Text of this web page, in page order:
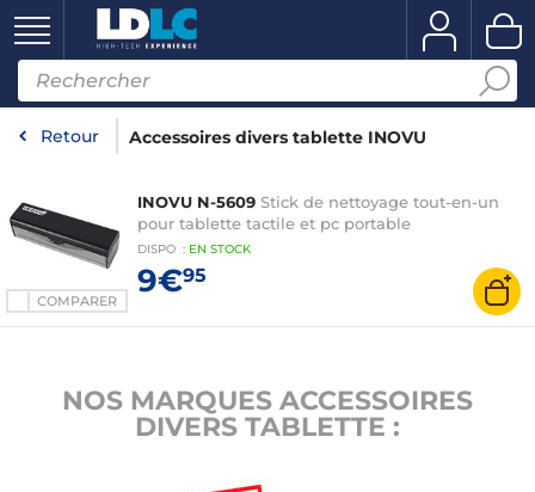
Retour Accessoires divers tablette INOVU
COMPARER
INOVU N-5609 Stick de nettoyage tout-en-un
pour tablette tactile et pc portable
DISPO : EN STOCK
9€95
NOS MARQUES ACCESSOIRES
DIVERS TABLETTE :